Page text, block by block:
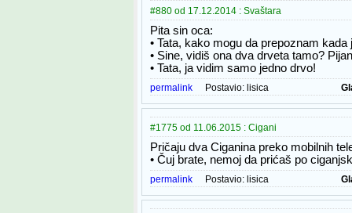
#880 od 17.12.2014 : Svaštara
Pita sin oca:
• Tata, kako mogu da prepoznam kada
• Sine, vidiš ona dva drveta tamo?
• Tata, ja vidim samo jedno drvo!
permalink Postavio: lisica
#1775 od 11.06.2015 : Cigani
Pričaju dva Ciganina preko mobilnih
• Čuj brate, nemoj da prićaš po
permalink Postavio: lisica